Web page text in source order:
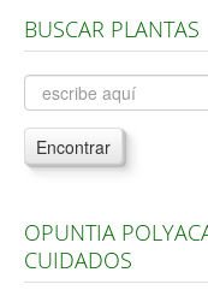
Árboles, Cicas y
Plantas Anuales y
Plantas Bulbosas y
Plantas de Interior
Plantas
Plantas
BUSCAR PLANTAS
Encontrar
OPUNTIA
CUIDADOS